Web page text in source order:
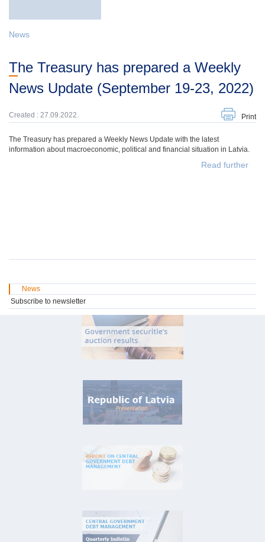
News
The Treasury has prepared a Weekly
News Update (September 19-23, 2022)
Created : 27.09.2022. Print
The Treasury has prepared a Weekly News Update with the latest
information about macroeconomic, political and financial situation in Latvia.
Read further
News
Subscribe to newsletter